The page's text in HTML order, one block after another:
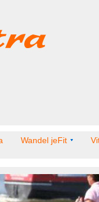
Wandel jeFit